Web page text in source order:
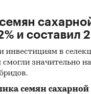
и составил
инвестициям в
значительно
семян сахарной